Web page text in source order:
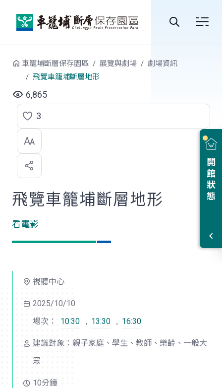
站
開館狀態
車籠埔斷層保存園區 展覽與劇場
劇場資訊
飛覽車籠埔斷層地形
6,865
點
選
喜
歡
3
飛覽車籠埔斷層地形
看電影
視聽中心
2025/10/10
場次：
10:30 , 13:30 , 16:30
建議對象：親子家庭、學生、教師、樂齡、一般大
眾
10分鐘